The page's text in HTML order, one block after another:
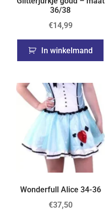
36/38
€14,99
In winkelmand
Wonderfull Alice 34-36
€37,50